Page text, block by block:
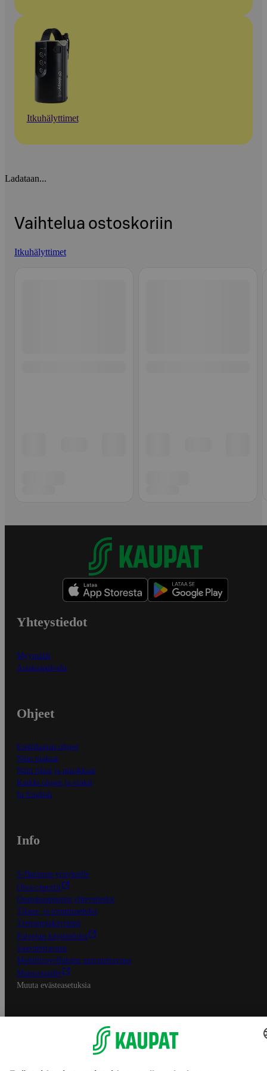
Itkuhälyttimet
Ladataan...
Vaihtelua ostoskoriin
Itkuhälyttimet
Yhteystiedot
Myymälät
Asiakaspalvelu
Ohjeet
Ensitilaajan ohjeet
Näin maksat
Näin tilaat ja muokkaat
Kaikki ohjeet ja vinkit
In English
Info
S-Business yrityksille
Oiva-raportit
Osuuskauppojen yhteystiedot
Tilaus- ja toimitusehdot
Tietosuojakäytäntö
Palvelun käyttöehdot
Saavutettavuus
Mobiilisovelluksen saavutettavuus
Mainostajalle
Muuta evästeasetuksia
S-ryhmän palvelut